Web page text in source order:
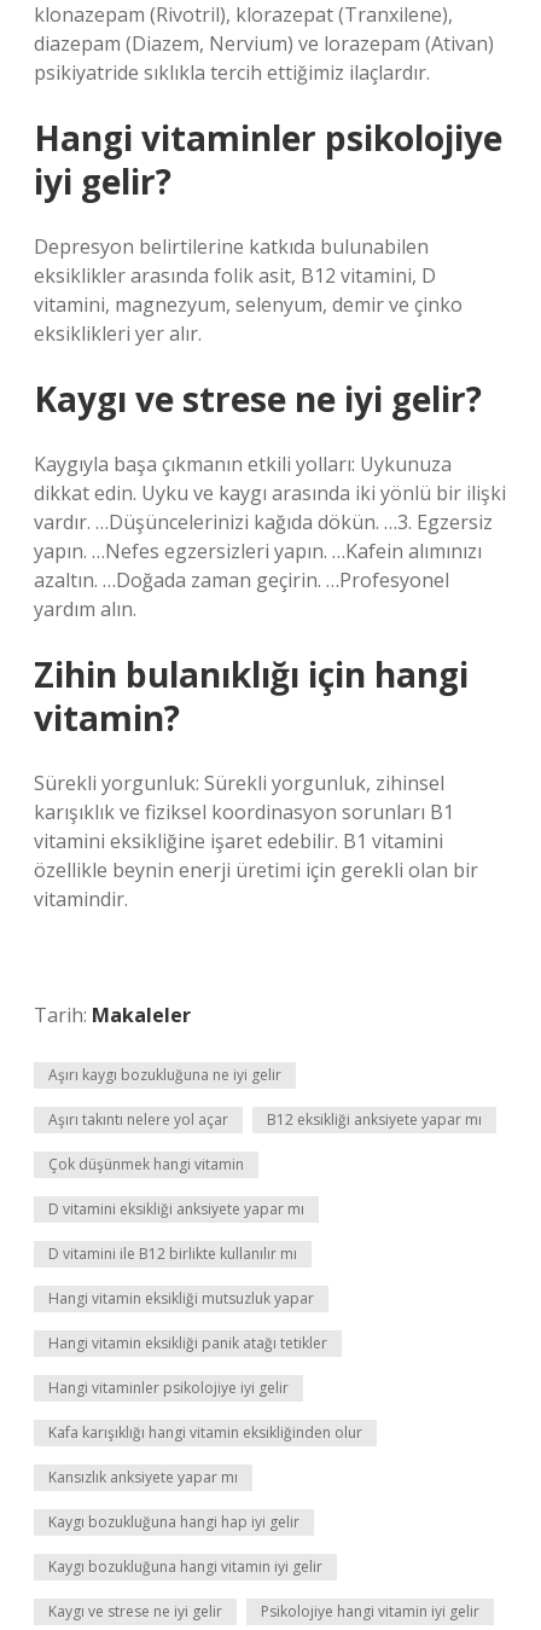
klonazepam (Rivotril), klorazepat (Tranxilene),
diazepam (Diazem, Nervium) ve lorazepam (Ativan)
psikiyatride sıklıkla tercih ettiğimiz ilaçlardır.
Hangi vitaminler psikolojiye
iyi gelir?
Depresyon belirtilerine katkıda bulunabilen
eksiklikler arasında folik asit, B12 vitamini, D
vitamini, magnezyum, selenyum, demir ve çinko
eksiklikleri yer alır.
Kaygı ve strese ne iyi gelir?
Kaygıyla başa çıkmanın etkili yolları: Uykunuza
dikkat edin. Uyku ve kaygı arasında iki yönlü bir ilişki
vardır. …Düşüncelerinizi kağıda dökün. …3. Egzersiz
yapın. …Nefes egzersizleri yapın. …Kafein alımınızı
azaltın. …Doğada zaman geçirin. …Profesyonel
yardım alın.
Zihin bulanıklığı için hangi
vitamin?
Sürekli yorgunluk: Sürekli yorgunluk, zihinsel
karışıklık ve fiziksel koordinasyon sorunları B1
vitamini eksikliğine işaret edebilir. B1 vitamini
özellikle beynin enerji üretimi için gerekli olan bir
vitamindir.
Tarih: Makaleler
Aşırı kaygı bozukluğuna ne iyi gelir
Aşırı takıntı nelere yol açar B12 eksikliği anksiyete yapar mı
Çok düşünmek hangi vitamin
D vitamini eksikliği anksiyete yapar mı
D vitamini ile B12 birlikte kullanılır mı
Hangi vitamin eksikliği mutsuzluk yapar
Hangi vitamin eksikliği panik atağı tetikler
Hangi vitaminler psikolojiye iyi gelir
Kafa karışıklığı hangi vitamin eksikliğinden olur
Kansızlık anksiyete yapar mı
Kaygı bozukluğuna hangi hap iyi gelir
Kaygı bozukluğuna hangi vitamin iyi gelir
Kaygı ve strese ne iyi gelir Psikolojiye hangi vitamin iyi gelir